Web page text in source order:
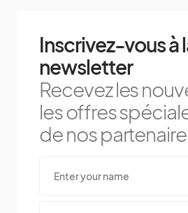
Inscrivez-vous à
newsletter
Recevez les
les offres
de nos